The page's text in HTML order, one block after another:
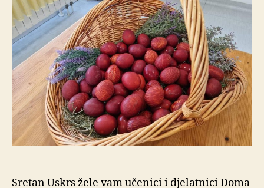
Sretan Uskrs žele vam učenici i djelatnici Doma